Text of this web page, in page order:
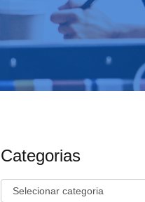
Categorias
Categorias